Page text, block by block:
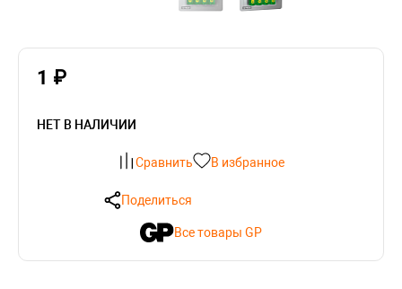
1 ₽
НЕТ В НАЛИЧИИ
Сравнить В избранное
Поделиться
Все товары GP